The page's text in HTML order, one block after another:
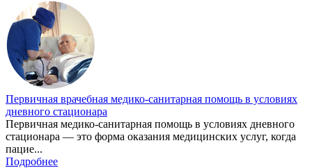
Первичная врачебная медико-санитарная помощь в условиях
дневного стационара
Первичная медико-санитарная помощь в условиях дневного
стационара — это форма оказания медицинских услуг, когда
пацие...
Подробнее